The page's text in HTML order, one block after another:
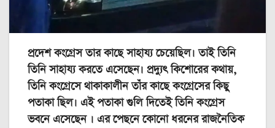
প্রদেশ কংগ্রেস তার কাছে সাহায্য চেয়েছিল। তাই তিনি
তিনি সাহায্য করতে এসেছেন। প্রদ্যুৎ কিশোরের কথায়,
তিনি কংগ্রেসে থাকাকালীন তাঁর কাছে কংগ্রেসের কিছু
পতাকা ছিল। এই পতাকা গুলি দিতেই তিনি কংগ্রেস
ভবনে এসেছেন । এর পেছনে কোনো ধরনের রাজনৈতিক